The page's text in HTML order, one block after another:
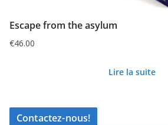
Escape from the asylum
€46.00
Lire la suite
Contactez-nous!